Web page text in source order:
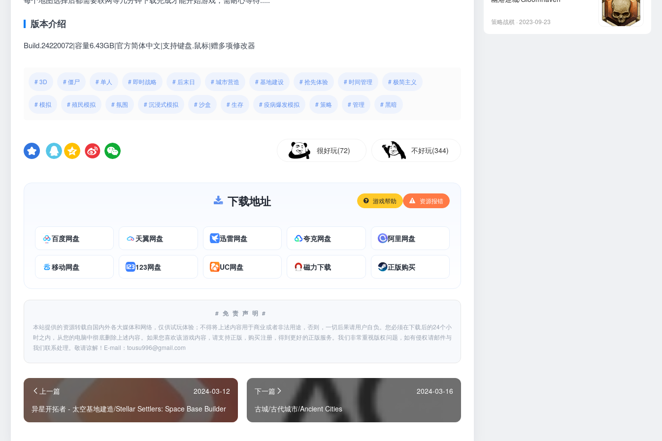
版本介绍
Build.24220072|容量6.43GB|官方简体中文|支持键盘.鼠标|赠多项修改器
# 3D # 僵尸 # 单人 # 即时战略 # 后末日 # 城市营造 # 基地建设 # 抢先体验 # 时间管理 # 极简主义
# 模拟 # 殖民模拟 # 氛围 # 沉浸式模拟 # 沙盒 # 生存 # 疫病爆发模拟 # 策略 # 管理 # 黑暗
很好玩(72) 不好玩(344)
下载地址 游戏帮助 资源报错
百度网盘 天翼网盘 迅雷网盘 夸克网盘 阿里网盘
移动网盘 123网盘 UC网盘 磁力下载 正版购买
#免责声明#
本站提供的资源转载自国内外各大媒体和网络，仅供试玩体验；不得将上述内容用于商业或者非法用途，否则，一切后果请用户自负。您必须在下载后的24个小
时之内，从您的电脑中彻底删除上述内容。如果您喜欢该游戏内容，请支持正版，购买注册，得到更好的正版服务。我们非常重视版权问题，如有侵权请邮件与
我们联系处理。敬请谅解！E-mail： tousu996@gmail.com
上一篇
2024-03-12
异星开拓者 - 太空基地建造/Stellar Settlers: Space Base Builder
下一篇
2024-03-16
古城/古代城市/Ancient Cities
策略战棋 · 2023-09-23